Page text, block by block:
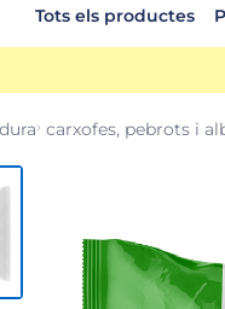
Tots els productes
carxofes, pebrots i